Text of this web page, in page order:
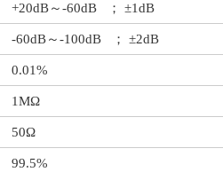
+20dB～-60dB ； ±1dB
-60dB～-100dB ； ±2dB
0.01%
1MΩ
50Ω
99.5%